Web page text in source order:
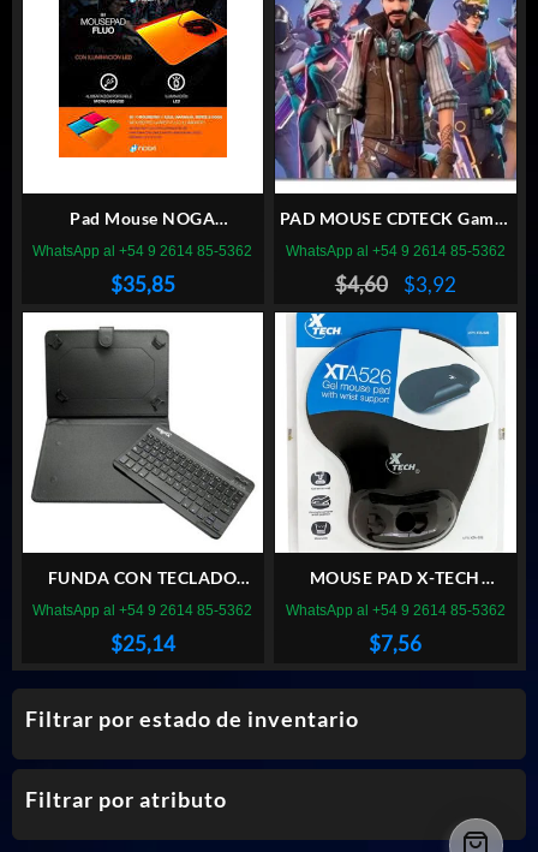
Filtrar por estado de inventario
Filtrar por atributo
Pad Mouse NOGA
Retroiluminado G1
$35,85
WhatsApp al +54 9 2614 85-5362
PAD MOUSE CDTECK Gamer
40x30cm Fortnite
$4,60
El
precio
original
$4,60.
$3,92El
precio
actual
es:
$3,92.
WhatsApp al +54 9 2614 85-5362
FUNDA CON TECLADO
FUNC0003 TABLET 10″
$25,14
WhatsApp al +54 9 2614 85-5362
MOUSE PAD X-TECH
XTA526 GEL
$7,56
WhatsApp al +54 9 2614 85-5362